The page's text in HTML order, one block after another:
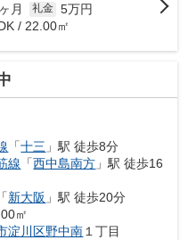
月 礼金 5万円
/ 22.00㎡
「十三 」駅 徒歩8分
線 「西中島南方 」駅 徒歩16
「新大阪 」駅 徒歩20分
㎡
淀川区野中南１丁目